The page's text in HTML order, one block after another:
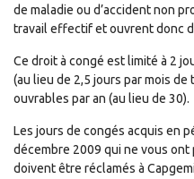
de maladie ou d’accident non
travail effectif et ouvrent donc
Ce droit à congé est limité à 2
(au lieu de 2,5 jours par mois
ouvrables par an (au lieu de 30).
Les jours de congés acquis en
décembre 2009 qui ne vous
doivent être réclamés à